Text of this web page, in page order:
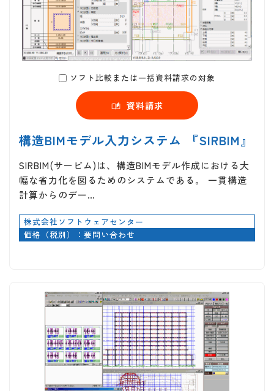
ソフト比較または一括資料請求の対象
資料請求
構造BIMモデル入力システム 『SIRBIM』
SIRBIM(サービム)は、構造BIMモデル作成における大
幅な省力化を図るためのシステムである。 一貫構造
計算からのデー…
株式会社ソフトウェアセンター
価格（税別）：要問い合わせ